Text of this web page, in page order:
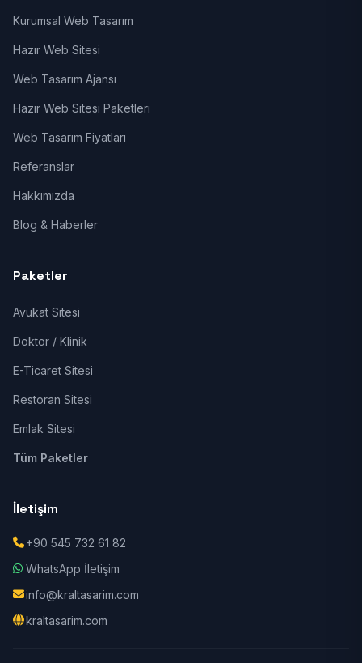
Kurumsal Web Tasarım
Hazır Web Sitesi
Web Tasarım Ajansı
Hazır Web Sitesi Paketleri
Web Tasarım Fiyatları
Referanslar
Hakkımızda
Blog & Haberler
Paketler
Avukat Sitesi
Doktor / Klinik
E-Ticaret Sitesi
Restoran Sitesi
Emlak Sitesi
Tüm Paketler
İletişim
+90 545 732 61 82
WhatsApp İletişim
info@kraltasarim.com
kraltasarim.com